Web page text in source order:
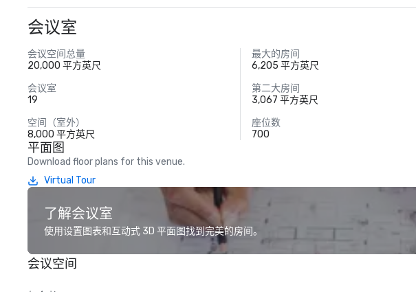
会议室
会议空间总量
20,000 平方英尺
最大的房间
6,205 平方英尺
会议室
19
第二大房间
3,067 平方英尺
空间（室外）
8,000 平方英尺
座位数
700
平面图
Download floor plans for this venue.
Virtual Tour
了解会议室
使用设置图表和互动式 3D 平面图找到完美的房间。
会议空间